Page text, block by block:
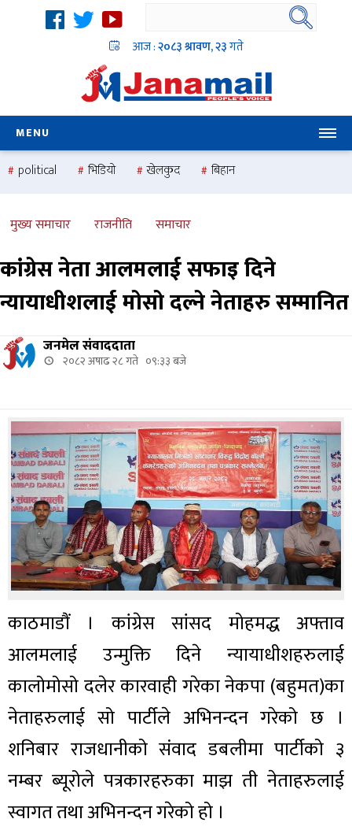
आज :२०८३ श्रावण, २३गते
MENU
political भिडियो खेलकुद
बिहान
national
health
मुख्य समाचार राजनीति समाचार
कांग्रेस नेता आलमलाई सफाइ दिने
न्यायाधीशलाई मोसो दल्ने नेताहरु सम्मानित
जनमेल संवाददाता
२०८२ अषाढ २८ गते ०९:३३ बजे
काठमाडौं । कांग्रेस सांसद मोहमद्ध अफ्ताव
आलमलाई उन्मुक्ति दिने न्यायाधीशहरुलाई
कालोमोसो दलेर कारवाही गरेका नेकपा (बहुमत)का
नेताहरुलाई सो पार्टीले अभिनन्दन गरेको छ ।
शनिबार राजधानीको संवाद डबलीमा पार्टीको ३
नम्बर ब्यूरोले पत्रकारहरुका माझ ती नेताहरुलाई
स्वागत तथा अभिनन्दन गरेको हो ।